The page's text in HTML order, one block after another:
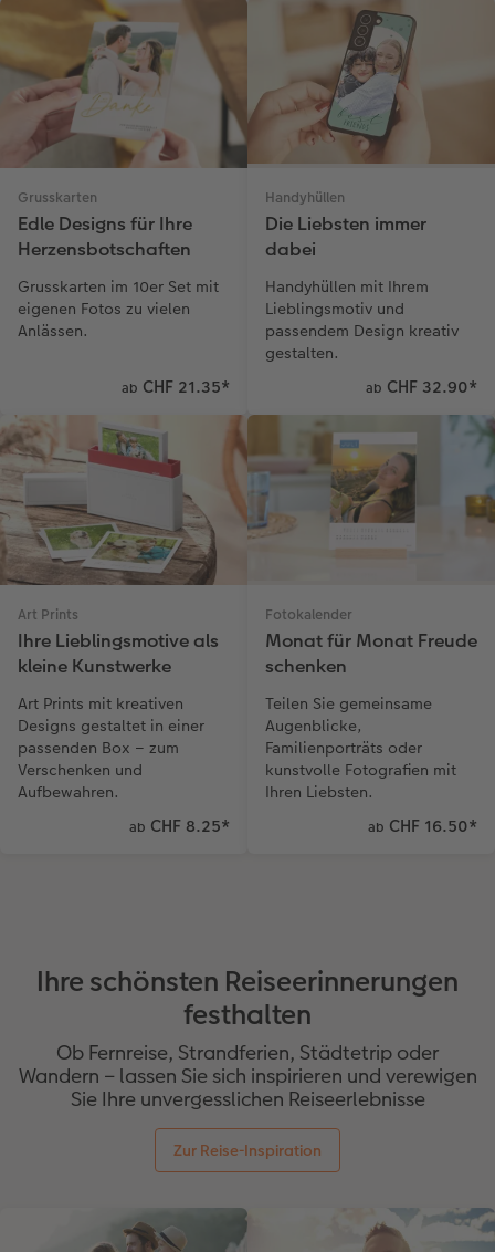
Grusskarten
Edle Designs für Ihre
Herzensbotschaften
Grusskarten im 10er Set mit
eigenen Fotos zu vielen
Anlässen.
ab CHF 21.35*
Handyhüllen
Die Liebsten immer
dabei
Handyhüllen mit Ihrem
Lieblingsmotiv und
passendem Design kreativ
gestalten.
ab CHF 32.90*
Art Prints
Ihre Lieblingsmotive als
kleine Kunstwerke
Art Prints mit kreativen
Designs gestaltet in einer
passenden Box – zum
Verschenken und
Aufbewahren.
ab CHF 8.25*
Fotokalender
Monat für Monat Freude
schenken
Teilen Sie gemeinsame
Augenblicke,
Familienporträts oder
kunstvolle Fotografien mit
Ihren Liebsten.
ab CHF 16.50*
Ihre schönsten Reiseerinnerungen
festhalten
Ob Fernreise, Strandferien, Städtetrip oder
Wandern – lassen Sie sich inspirieren und verewigen
Sie Ihre unvergesslichen Reiseerlebnisse
Zur Reise-Inspiration